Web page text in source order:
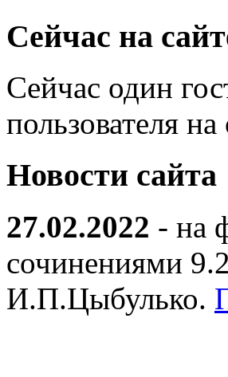
Сейчас на
Сейчас один
пользователя на
Новости сайта
27.02.2022 - на
сочинениями
И.П.Цыбулько.